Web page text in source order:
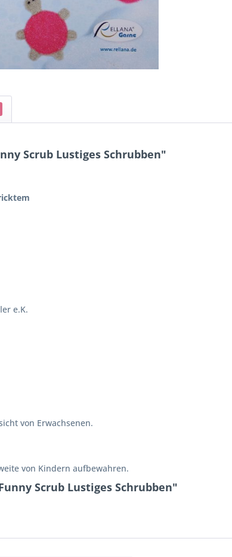
Scrub Lustiges Schrubben"
e.K.
von Erwachsenen.
von Kindern aufbewahren.
Scrub Lustiges Schrubben"